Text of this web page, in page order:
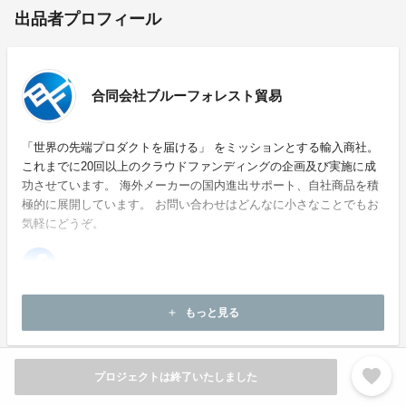
プロジェクトは終了いたしました favorite
出品者プロフィール
合同会社ブルーフォレスト貿易
「世界の先端プロダクトを届ける」 をミッションとする輸入商社。
これまでに20回以上のクラウドファンディングの企画及び実施に成
功させています。 海外メーカーの国内進出サポート、自社商品を積
極的に展開しています。 お問い合わせはどんなに小さなことでもお
気軽にどうぞ。
add もっと見る